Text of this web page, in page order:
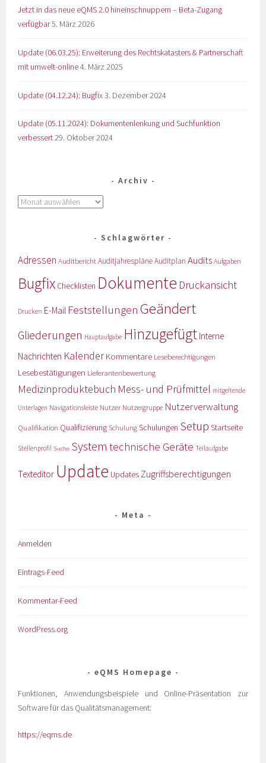
Jetzt in das neue eQMS 2.0 hineinschnuppern – Beta-Zugang
verfügbar5. März 2026
Update (06.03.25): Erweiterung des Rechtskatasters & Partnerschaft
mit umwelt-online4. März 2025
Update (04.12.24): Bugfix 3. Dezember 2024
Update (05.11.2024): Dokumentenlenkung und Suchfunktion
verbessert29. Oktober 2024
Archiv
Schlagwörter
Adressen AuditberichtAuditjahrespläneAuditplan Audits Aufgaben
Bugfix Checklisten Dokumente Druckansicht
Drucken E-Mail Feststellungen Geändert
Gliederungen Hauptaufgabe Hinzugefügt Interne
Nachrichten KalenderKommentare Leseberechtigungen
Lesebestätigungen Lieferantenbewertung
Medizinproduktebuch Mess- und Prüfmittel mitgeltende
Unterlagen Navigationsleiste Nutzer Nutzergruppe Nutzerverwaltung
Qualifikation Qualifizierung Schulung Schulungen Setup Startseite
Stellenprofil Suche System technische Geräte Teilaufgabe
Texteditor Update Updates Zugriffsberechtigungen
Meta
Anmelden
Eintrags-Feed
Kommentar-Feed
WordPress.org
eQMS Homepage
Funktionen, Anwendungsbeispiele und Online-Präsentation zur
Software für das Qualitätsmanagement:
https://eqms.de